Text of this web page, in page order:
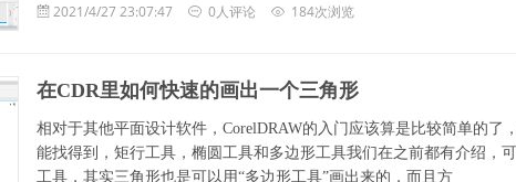
2021/4/27 23:07:47 0人评论 184次浏览
在CDR里如何快速的画出一个三角形
相对于其他平面设计软件，CorelDRAW的入门应该算是比较简单的了
能找得到，矩行工具，椭圆工具和多边形工具我们在之前都有介绍，
工具，其实三角形也是可以用“多边形工具”画出来的，而且方